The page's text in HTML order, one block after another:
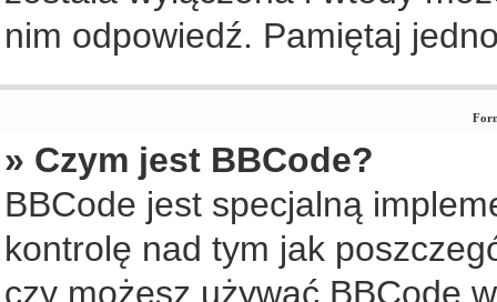
nim odpowiedź. Pamiętaj
» Czym jest BBCode?
BBCode jest specjalną
kontrolę nad tym jak
czy możesz używać BBCode